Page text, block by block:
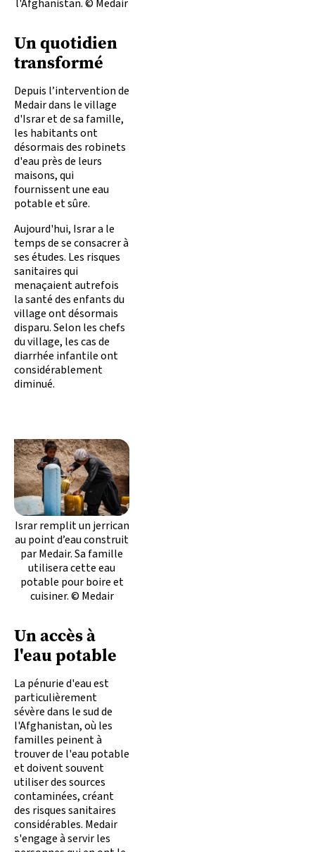
l'Afghanistan. © Medair
Un quotidien
transformé
Depuis l’intervention de
Medair dans le village
d'Israr et de sa famille,
les habitants ont
désormais des robinets
d'eau près de leurs
maisons, qui
fournissent une eau
potable et sûre.
Aujourd'hui, Israr a le
temps de se consacrer à
ses études. Les risques
sanitaires qui
menaçaient autrefois
la santé des enfants du
village ont désormais
disparu. Selon les chefs
du village, les cas de
diarrhée infantile ont
considérablement
diminué.
Israr remplit un jerrican
au point d’eau construit
par Medair. Sa famille
utilisera cette eau
potable pour boire et
cuisiner. © Medair
Un accès à
l'eau potable
La pénurie d'eau est
particulièrement
sévère dans le sud de
l'Afghanistan, où les
familles peinent à
trouver de l'eau potable
et doivent souvent
utiliser des sources
contaminées, créant
des risques sanitaires
considérables. Medair
s'engage à servir les